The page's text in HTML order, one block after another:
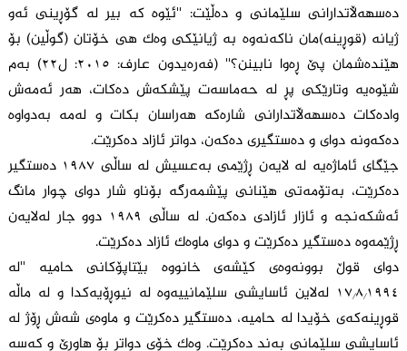
دەسهەڵاتدارانی سلێمانی و دەڵێت: ''ئێوە کە بیر لە گۆڕینی ئەو
ژیانە (قوڕینە)مان ناکەنەوە بە ژیانێکی وەک هی خۆتان (گوڵین) بۆ
هێندەشمان پێ ڕەوا نابینن؟'' (فەرەیدون عارف: ٢٠١٥: ل٢٢) بەم
شێوەیە وتارێکی پڕ لە حەماسەت پێشکەش دەکات، هەر ئەمەش
وادەکات دەسهەڵاتدارانی شارەکە هەراسان بکات و لەمە بەدواوە
دەکەونە دوای و دەستگیری دەکەن، دواتر ئازاد دەکرێت.
جێگای ئاماژەیە لە لایەن ڕژێمی بەعسیش لە ساڵی ١٩٨٧ دەستگیر
دەکرێت، بەتۆمەتی هێنانی پێشمەرگە بۆناو شار دوای چوار مانگ
ئەشکەنجە و ئازار ئازادی دەکەن. لە ساڵی ١٩٨٩ دوو جار لەلایەن
ڕژێمەوە دەستگیر دەکرێت و دوای ماوەک ئازاد دەکرێت.
دوای قوڵ بوونەوەی کێشەی خانووە بێتاپۆکانی حامیە ''لە
١٧/٨/١٩٩٤ لەلاین ئاسایشی سلێمانییەوە لە نیوڕۆیەکدا و لە ماڵە
قوڕینەکەی خۆیدا لە حامیە، دەستگیر دەکرێت و ماوەی شەش ڕۆژ لە
ئاسایشی سلێمانی بەند دەکرێت. وەک خۆی دواتر بۆ هاوڕێ و کەسە